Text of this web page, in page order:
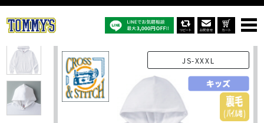
SP2250：10.0ｵﾝｽ レギュラーウェイト スウェットP/Oパーカ
JS-XXXL